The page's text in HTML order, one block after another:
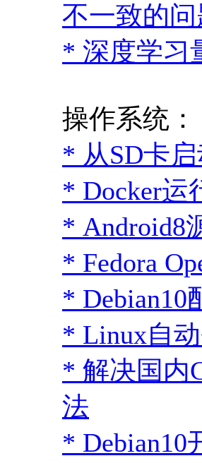
不一致的问
* 深度学习
操作系统：
* 从SD卡
* Docker运
* Android8
* Fedora
* Debian10
* Linux自
* 解决国内
法
* Debian10